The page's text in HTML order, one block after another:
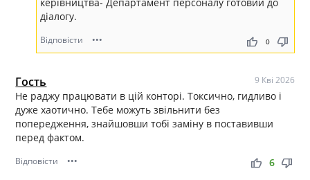
діалогу.
Відповісти ••• thumb_up thumb_down
0
Гость 9 Кві 2026
Не раджу працювати в цій конторі. Токсично, гидливо і
дуже хаотично. Тебе можуть звільнити без
попередження, знайшовши тобі заміну в поставивши
перед фактом.
Відповісти ••• thumb_up thumb_down
6